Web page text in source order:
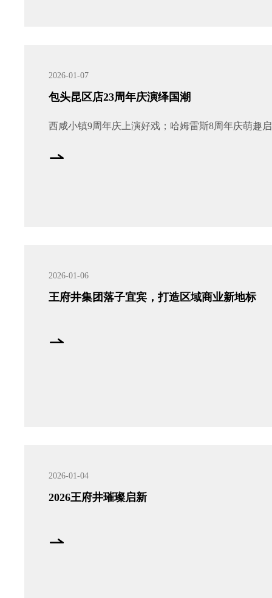
2026-01-07
包头昆区店23周年庆演绎国潮
西咸小镇9周年庆上演好戏；哈姆雷斯8周年庆萌趣
2026-01-06
王府井集团落子宜宾，打造区域商业新地标
2026-01-04
2026王府井璀璨启新